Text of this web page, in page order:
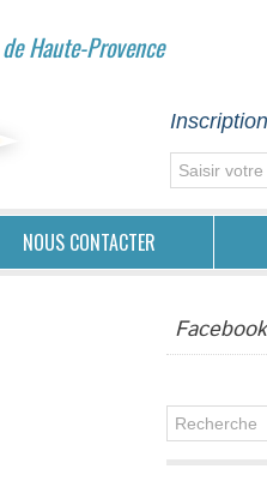
Haute-Provence
NOUS CONTACTER
Facebook